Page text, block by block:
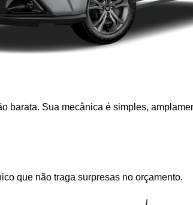
barata. Sua mecânica é simples,
que não traga surpresas no orçamento.